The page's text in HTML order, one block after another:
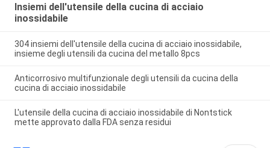
Insiemi dell'utensile della cucina di acciaio
inossidabile
304 insiemi dell'utensile della cucina di acciaio inossidabile,
insieme degli utensili da cucina del metallo 8pcs
Anticorrosivo multifunzionale degli utensili da cucina della
cucina di acciaio inossidabile
L'utensile della cucina di acciaio inossidabile di Nontstick
mette approvato dalla FDA senza residui